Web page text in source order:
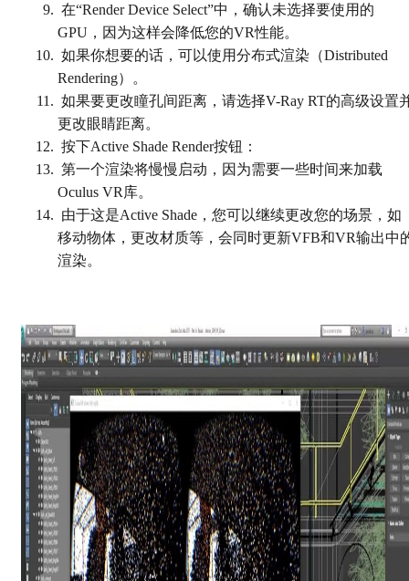
在“Render Device Select”中，确认未选择要使用的
GPU，因为这样会降低您的VR性能。
如果你想要的话，可以使用分布式渲染（Distributed
Rendering）。
如果要更改瞳孔间距离，请选择V-Ray RT的高级设置
更改眼睛距离。
按下Active Shade Render按钮：
第一个渲染将慢慢启动，因为需要一些时间来加载
Oculus VR库。
由于这是Active Shade，您可以继续更改您的场景，如
移动物体，更改材质等，会同时更新VFB和VR输出中
渲染。